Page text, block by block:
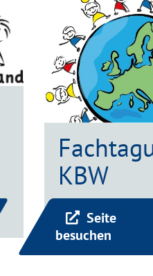
KBW
Seite
besuchen